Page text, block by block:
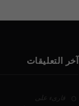
آخر التعليقات
قارىء على